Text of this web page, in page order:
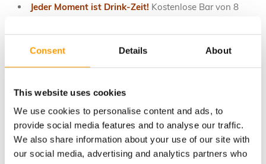
Consent Details About
This website uses cookies
We use cookies to personalise content and ads, to
provide social media features and to analyse our traffic.
We also share information about your use of our site with
our social media, advertising and analytics partners who
Jeder Moment ist Drink-Zeit! Kostenlose Bar von 8
und Aperitifs bei Sonnenuntergang.
Strand inklusive
: pro Zimmer 1 Sonnenschirm und 2
Liegen an unserem Privatstrand inklusive.
eigenen Aktivitäten! Entspannung und Spaß: Pool mit
Meerblick, Wellnessbereich, Animation, Themenabende
mit speziellen Menüs!
Auf vielfachen Wunschkehrt die süßeste
Umarmung zurück:Piadina mit Nutellaan unserem